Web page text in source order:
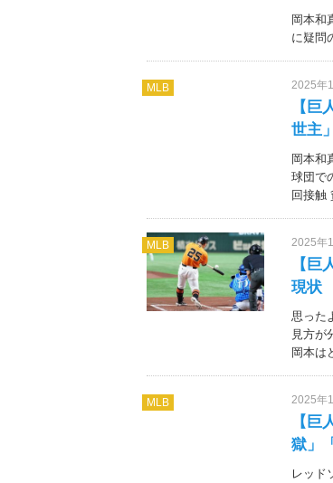
岡本和
に疑問
MLB 2025年
【
世主
岡本和
球団で
回接触
MLB 2025年
【
現状
思った
見方が
岡本は
MLB 2025年
【
獄」
レッド